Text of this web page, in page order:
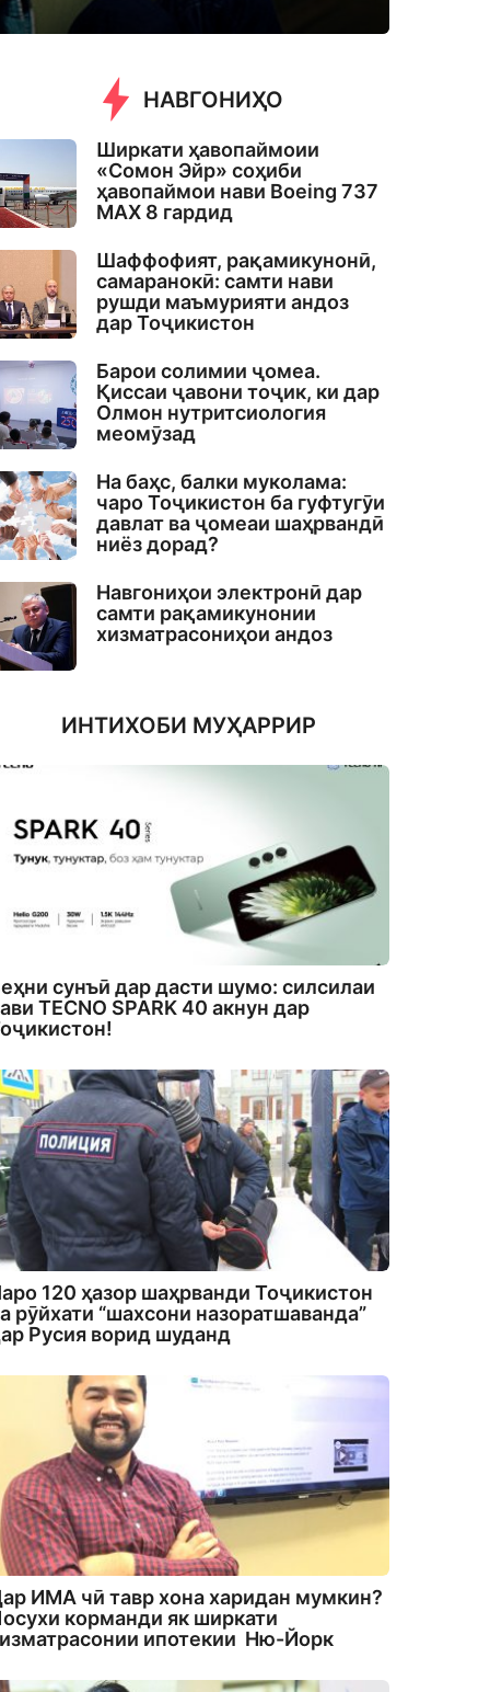
НАВГОНИҲО
Ширкати ҳавопаймоии
«Сомон Эйр» соҳиби
ҳавопаймои нави Boeing 737
MAX 8 гардид
Шаффофият, рақамикунонӣ,
самаранокӣ: самти нави
рушди маъмурияти андоз
дар Тоҷикистон
Барои солимии ҷомеа.
Қиссаи ҷавони тоҷик, ки дар
Олмон нутритсиология
меомӯзад
На баҳс, балки муколама:
чаро Тоҷикистон ба гуфтугӯи
давлат ва ҷомеаи шаҳрвандӣ
ниёз дорад?
Навгониҳои электронӣ дар
самти рақамикунонии
хизматрасониҳои андоз
ИНТИХОБИ МУҲАРРИР
сунъӣ дар дасти шумо: силсилаи
TECNO SPARK 40 акнун дар
120 ҳазор шаҳрванди Тоҷикистон
рӯйхати “шахсони назоратшаванда”
Русия ворид шуданд
ИМА чӣ тавр хона харидан мумкин?
корманди як ширкати
ипотекии Ню-Йорк